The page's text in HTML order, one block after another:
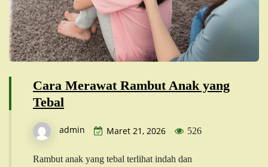
Cara Merawat Rambut Anak yang
Tebal
admin Maret 21, 2026 526
Rambut anak yang tebal terlihat indah dan